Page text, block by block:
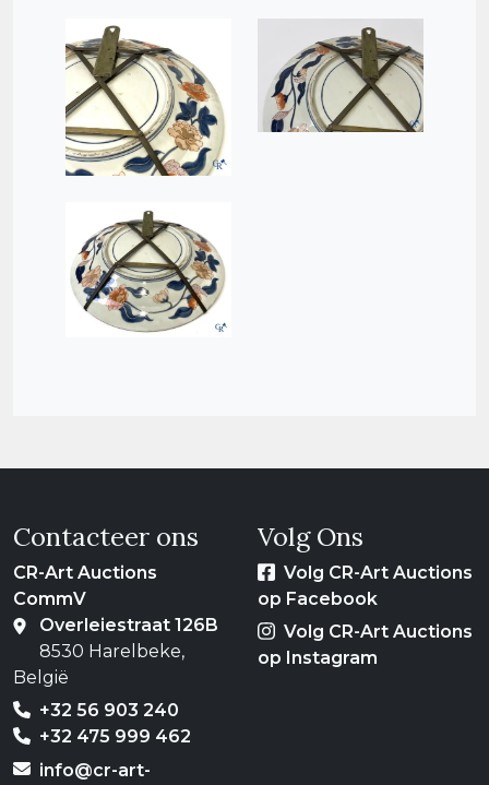
Contacteer ons
CR-Art Auctions
CommV
Overleiestraat 126B
8530 Harelbeke,
België
+32 56 903 240
+32 475 999 462
info@cr-art-
Volg Ons
Volg CR-Art Auctions
op Facebook
Volg CR-Art Auctions
op Instagram